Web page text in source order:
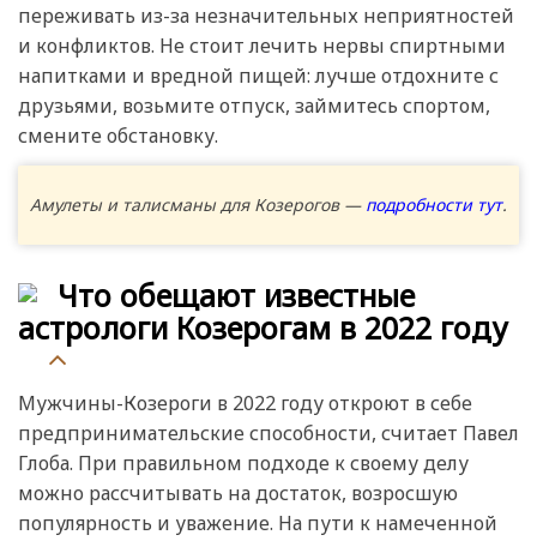
переживать из-за незначительных неприятностей
и конфликтов. Не стоит лечить нервы спиртными
напитками и вредной пищей: лучше отдохните с
друзьями, возьмите отпуск, займитесь спортом,
смените обстановку.
Амулеты и талисманы для Козерогов — подробности тут.
Что обещают известные
астрологи Козерогам в 2022 году
Мужчины-Козероги в 2022 году откроют в себе
предпринимательские способности, считает Павел
Глоба. При правильном подходе к своему делу
можно рассчитывать на достаток, возросшую
популярность и уважение. На пути к намеченной